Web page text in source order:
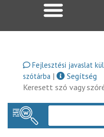
Fejlesztési javaslat
szótárba |
Segítség
Keresett szó vagy